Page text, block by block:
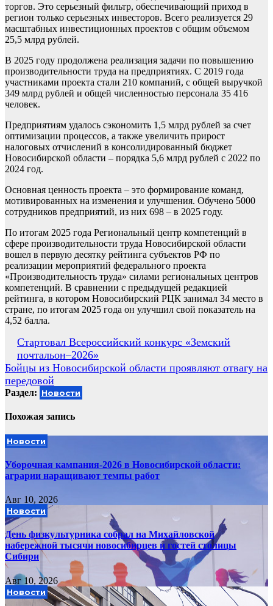
торгов. Это серьезный фильтр, обеспечивающий приход в
регион только серьезных инвесторов. Всего реализуется 29
масштабных инвестиционных проектов с общим объемом
25,5 млрд рублей.
В 2025 году продолжена реализация задачи по повышению
производительности труда на предприятиях. С 2019 года
участниками проекта стали 210 компаний, с общей выручкой
349 млрд рублей и общей численностью персонала 35 416
человек.
Предприятиям удалось сэкономить 1,5 млрд рублей за счет
оптимизации процессов, а также увеличить прирост
налоговых отчислений в консолидированный бюджет
Новосибирской области – порядка 5,6 млрд рублей с 2022 по
2024 год.
Основная ценность проекта – это формирование команд,
мотивированных на изменения и улучшения. Обучено 5000
сотрудников предприятий, из них 698 – в 2025 году.
По итогам 2025 года Региональный центр компетенций в
сфере производительности труда Новосибирской области
вошел в первую десятку рейтинга субъектов РФ по
реализации мероприятий федерального проекта
«Производительность труда» силами региональных центров
компетенций. В сравнении с предыдущей редакцией
рейтинга, в котором Новосибирский РЦК занимал 34 место в
стране, по итогам 2025 года он улучшил свой показатель на
4,52 балла.
Навигация
по
записям
Стартовал Всероссийский конкурс «Земский
почтальон–2026»
Бойцы из Новосибирской области проявляют отвагу на
передовой
Раздел: Новости
Похожая запись
Новости
Уборочная кампания‑2026 в Новосибирской области:
аграрии наращивают темпы работ
Авг 10, 2026
Новости
День физкультурника собрал на Михайловской
набережной тысячи новосибирцев и гостей столицы
Сибири
Авг 10, 2026
Новости